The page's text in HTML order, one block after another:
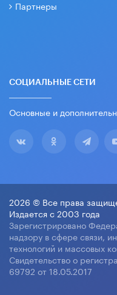
Партнеры
СОЦИАЛЬНЫЕ СЕТИ
Основные и
2026 © Все права
Издается с 2003 года
Зарегистрировано
надзору в сфере связи,
технологий и массовых
Свидетельство о
69792 от 18.05.2017